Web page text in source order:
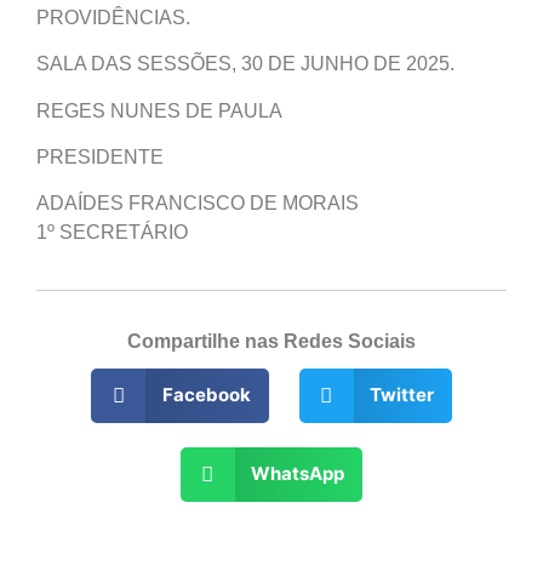
PROVIDÊNCIAS.
SALA DAS SESSÕES, 30 DE JUNHO DE 2025.
REGES NUNES DE PAULA
PRESIDENTE
ADAÍDES FRANCISCO DE MORAIS
1º SECRETÁRIO
Compartilhe nas Redes Sociais
Facebook Twitter
WhatsApp